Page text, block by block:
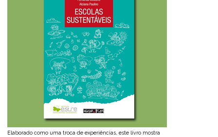
Elaborado como uma troca de experiências, este livro mostra